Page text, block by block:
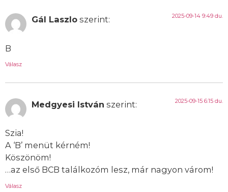
Gál Laszlo szerint: 2025-09-14 9:49 du.
B
Válasz
Medgyesi István szerint: 2025-09-15 6:15 du.
Szia!
A ‘B’ menüt kérném!
Köszönöm!
…az első BCB találkozóm lesz, már nagyon várom!
Válasz